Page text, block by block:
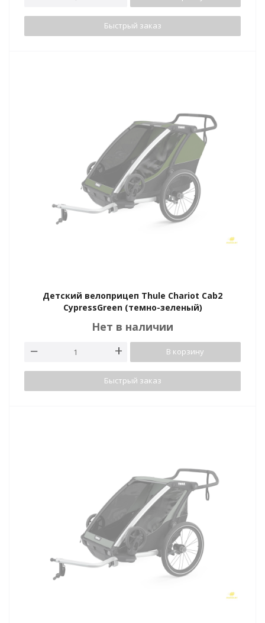
Быстрый заказ
Детский велоприцеп Thule Chariot Cab2
CypressGreen (темно-зеленый)
Нет в наличии
В корзину
Быстрый заказ